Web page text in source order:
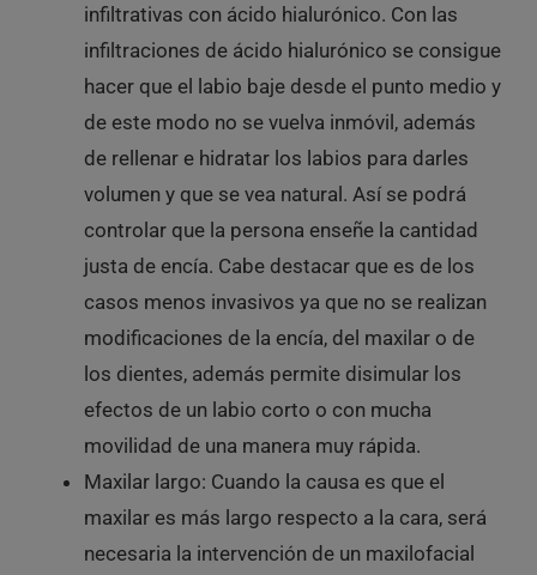
infiltrativas con ácido hialurónico. Con las
infiltraciones de ácido hialurónico se consigue
hacer que el labio baje desde el punto medio y
de este modo no se vuelva inmóvil, además
de rellenar e hidratar los labios para darles
volumen y que se vea natural. Así se podrá
controlar que la persona enseñe la cantidad
justa de encía. Cabe destacar que es de los
casos menos invasivos ya que no se realizan
modificaciones de la encía, del maxilar o de
los dientes, además permite disimular los
efectos de un labio corto o con mucha
movilidad de una manera muy rápida.
Maxilar largo: Cuando la causa es que el
maxilar es más largo respecto a la cara, será
necesaria la intervención de un maxilofacial